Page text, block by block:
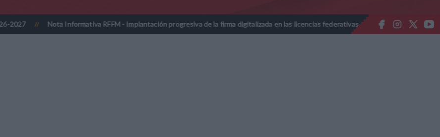
Nota Informativa RFFM - Implantación progresiva de la firma digitalizada en las licencias federativas - Temporada 2026-2027 Nota